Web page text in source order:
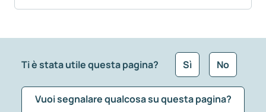
Ti è stata utile questa pagina? Sì No
Vuoi segnalare qualcosa su questa pagina?